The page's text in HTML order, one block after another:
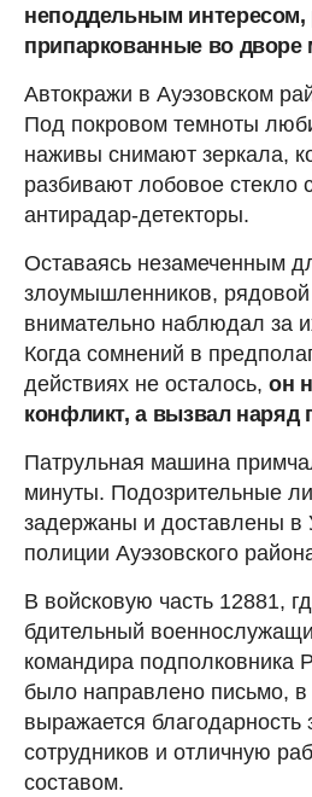
неподдельным
припаркованные во
Автокражи в Ауэзовском
Под покровом темноты
наживы снимают зеркала,
разбивают лобовое стекло
антирадар-детекторы.
Оставаясь незамеченным
злоумышленников, рядовой
внимательно наблюдал за
Когда сомнений в
действиях не осталось, он
конфликт, а вызвал наряд
Патрульная машина
минуты. Подозрительные
задержаны и доставлены в
полиции Ауэзовского
В войсковую часть 12881,
бдительный
командира подполковника
было направлено письмо, в
выражается благодарность
сотрудников и отличную
составом.